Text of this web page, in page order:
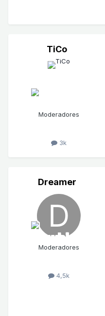
TiCo
Moderadores
3k
Dreamer
Moderadores
4,5k